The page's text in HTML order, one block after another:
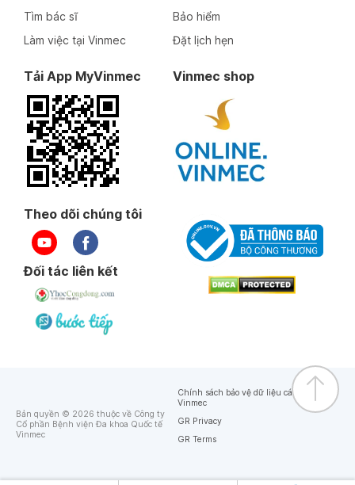
Tìm bác sĩ
Làm việc tại Vinmec
Bảo hiểm
Đặt lịch hẹn
Tải App MyVinmec Vinmec shop
Theo dõi chúng tôi
Đối tác liên kết
Bản quyền © 2026 thuộc về Công ty
Cổ phần Bệnh viện Đa khoa Quốc tế
Vinmec
Chính sách bảo vệ dữ liệu cá nhân của
Vinmec
GR Privacy
GR Terms